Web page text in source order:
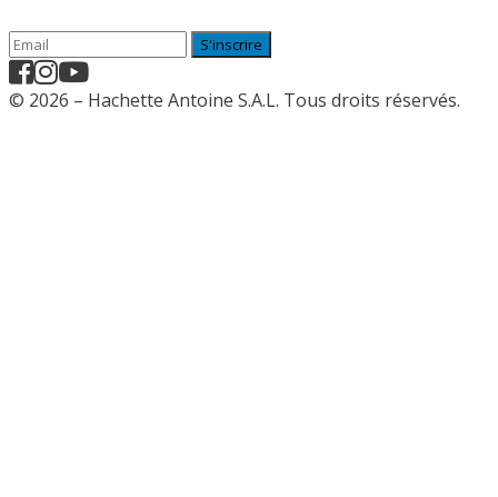
S'inscrire
© 2026 – Hachette Antoine S.A.L. Tous droits réservés.